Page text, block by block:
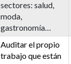
sectores: salud,
moda,
gastronomía…
Auditar el propio
trabajo que están